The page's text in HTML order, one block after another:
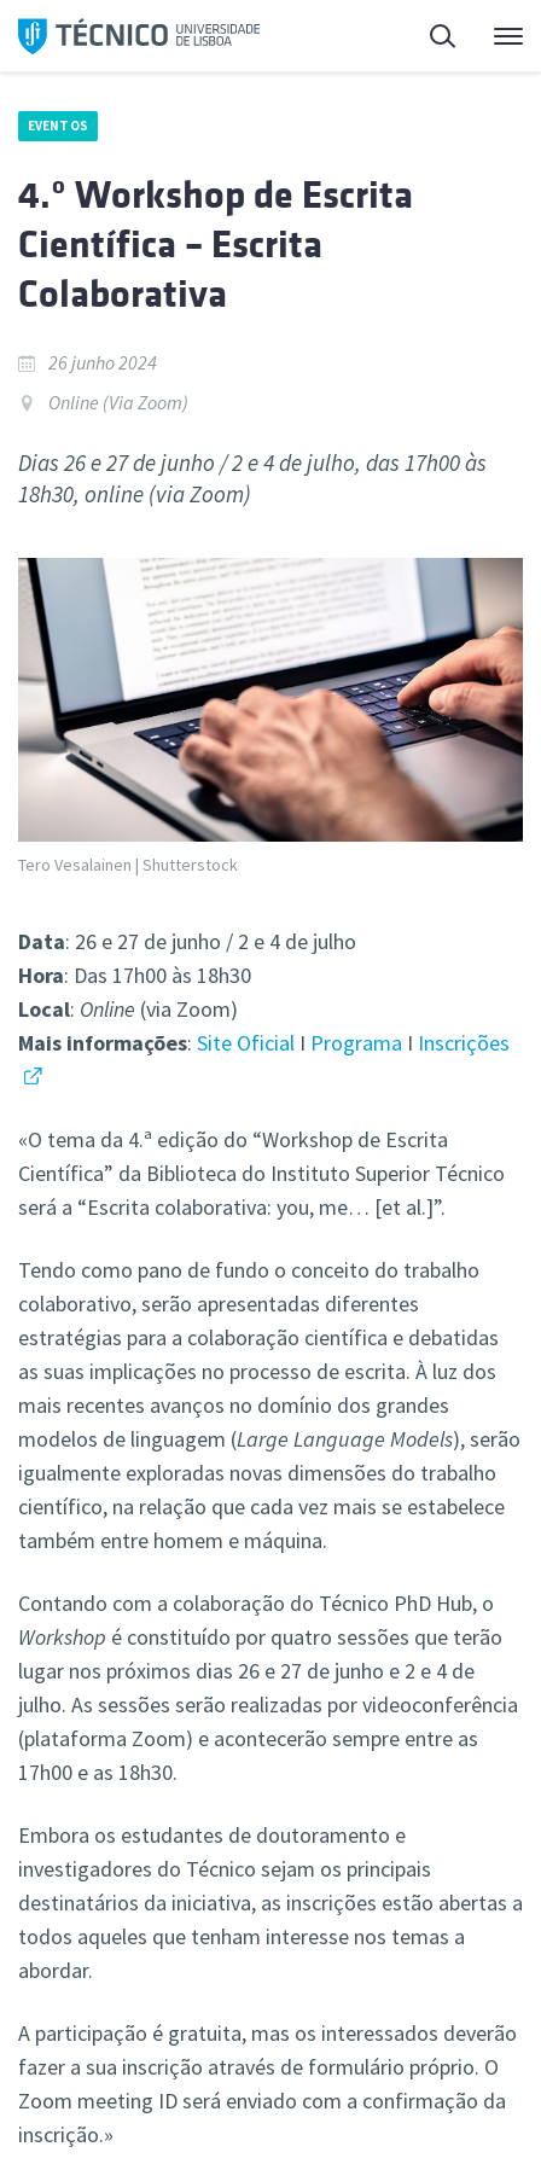
Saltar
para
Pesquisa
EVENTOS
4.º Workshop de Escrita
Científica – Escrita
Colaborativa
26 junho 2024
Online (Via Zoom)
Dias 26 e 27 de junho / 2 e 4 de julho, das 17h00 às
18h30, online (via Zoom)
Tero Vesalainen | Shutterstock
Data: 26 e 27 de junho / 2 e 4 de julho
Hora: Das 17h00 às 18h30
Local: Online (via Zoom)
Mais informações: Site Oficial I Programa I Inscrições
«O tema da 4.ª edição do “Workshop de Escrita
Científica” da Biblioteca do Instituto Superior Técnico
será a “Escrita colaborativa: you, me… [et al.]”.
Tendo como pano de fundo o conceito do trabalho
colaborativo, serão apresentadas diferentes
estratégias para a colaboração científica e debatidas
as suas implicações no processo de escrita. À luz dos
mais recentes avanços no domínio dos grandes
modelos de linguagem (Large Language Models), serão
igualmente exploradas novas dimensões do trabalho
científico, na relação que cada vez mais se estabelece
também entre homem e máquina.
Contando com a colaboração do Técnico PhD Hub, o
Workshop é constituído por quatro sessões que terão
lugar nos próximos dias 26 e 27 de junho e 2 e 4 de
julho. As sessões serão realizadas por videoconferência
(plataforma Zoom) e acontecerão sempre entre as
17h00 e as 18h30.
Embora os estudantes de doutoramento e
investigadores do Técnico sejam os principais
destinatários da iniciativa, as inscrições estão abertas a
todos aqueles que tenham interesse nos temas a
abordar.
A participação é gratuita, mas os interessados deverão
fazer a sua inscrição através de formulário próprio. O
Zoom meeting ID será enviado com a confirmação da
inscrição.»